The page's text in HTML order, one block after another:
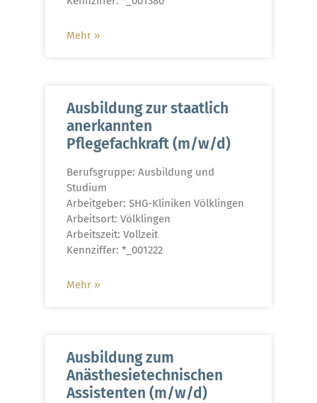
Mehr »
Ausbildung zur staatlich
anerkannten
Pflegefachkraft (m/w/d)
Berufsgruppe: Ausbildung und
Studium
Arbeitgeber: SHG-Kliniken Völklingen
Arbeitsort: Völklingen
Arbeitszeit: Vollzeit
Kennziffer: *_001222
Mehr »
Ausbildung zum
Anästhesietechnischen
Assistenten (m/w/d)